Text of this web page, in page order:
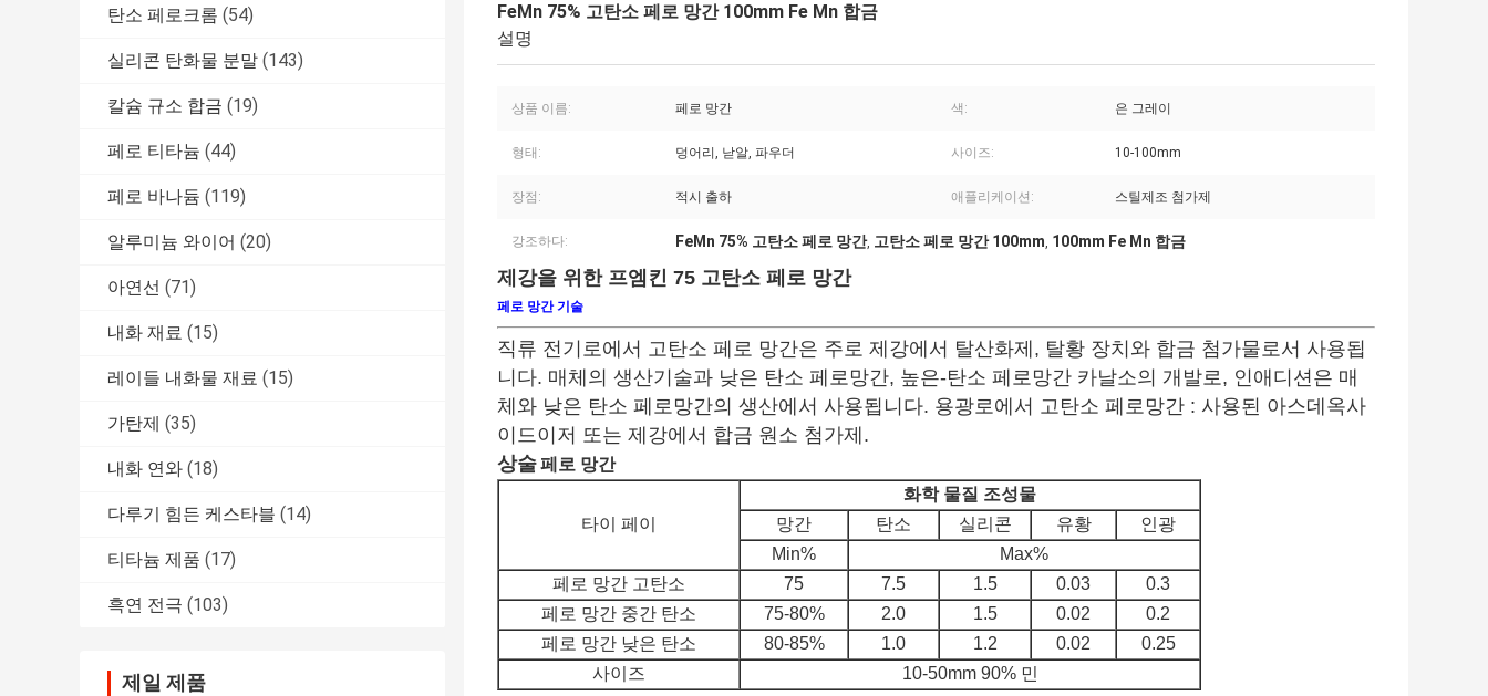
탄소 페로크롬 (54)
실리콘 탄화물 분말 (143)
칼슘 규소 합금 (19)
페로 티타늄 (44)
페로 바나듐 (119)
알루미늄 와이어 (20)
아연선 (71)
내화 재료 (15)
레이들 내화물 재료 (15)
가탄제 (35)
내화 연와 (18)
다루기 힘든 케스타블 (14)
티타늄 제품 (17)
흑연 전극 (103)
제일 제품
FeMn 75% 고탄소 페로 망간 100mm Fe Mn 합금
설명
상품 이름: 페로 망간 색: 은 그레이
형태: 덩어리, 낟알, 파우더 사이즈: 10-100mm
장점: 적시 출하 애플리케이션: 스틸제조 첨가제
강조하다: FeMn 75% 고탄소 페로 망간, 고탄소 페로 망간 100mm, 100mm Fe Mn 합금
제강을 위한 프엠킨 75 고탄소 페로 망간
페로 망간 기술
직류 전기로에서 고탄소 페로 망간은 주로 제강에서 탈산화제, 탈황 장치와 합금 첨가물로서 사용됩
니다. 매체의 생산기술과 낮은 탄소 페로망간, 높은-탄소 페로망간 카날소의 개발로, 인애디션은 매
체와 낮은 탄소 페로망간의 생산에서 사용됩니다. 용광로에서 고탄소 페로망간 : 사용된 아스데옥사
이드이저 또는 제강에서 합금 원소 첨가제 .
상술페로 망간
타이 페이
화학 물질 조성물
망간
탄소 실리콘 유황
인광
Min%
Max%
페로 망간 고탄소
75 7.5 1.5 0.03
0.3
페로 망간 중간 탄소
75-80% 2.0 1.5 0.02
0.2
페로 망간 낮은 탄소
80-85% 1.0 1.2 0.02
0.25
사이즈
10-50mm 90% 민